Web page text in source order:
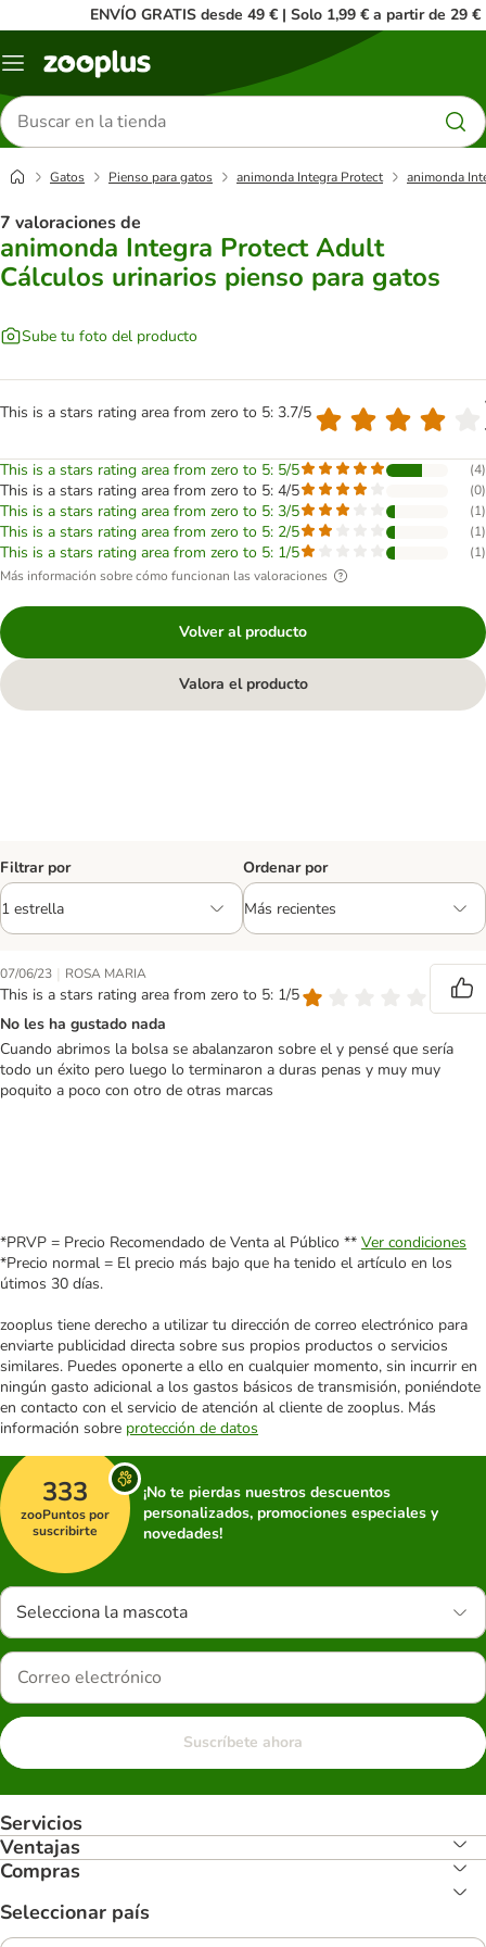
ENVÍO GRATIS desde 49 € | Solo 1,99 € a partir de 29 €
Menú
Buscar
productos
Gatos Pienso para gatos animonda Integra Protect animonda
7 valoraciones de
animonda Integra Protect Adult
Cálculos urinarios pienso para gatos
Sube tu foto del producto
This is a stars rating area from zero to 5: 3.7/5
This is a stars rating area from zero to 5: 5/5 (4)
This is a stars rating area from zero to 5: 4/5 (0)
This is a stars rating area from zero to 5: 3/5 (1)
This is a stars rating area from zero to 5: 2/5 (1)
This is a stars rating area from zero to 5: 1/5 (1)
Más información sobre cómo funcionan las valoraciones
Volver al producto
Valora el producto
Filtrar por Ordenar por
07/06/23 | ROSA MARIA
This is a stars rating area from zero to 5: 1/5
No les ha gustado nada
Cuando abrimos la bolsa se abalanzaron sobre el y pensé que sería
todo un éxito pero luego lo terminaron a duras penas y muy muy
poquito a poco con otro de otras marcas
*PRVP = Precio Recomendado de Venta al Público ** Ver condiciones
*Precio normal = El precio más bajo que ha tenido el artículo en los
útimos 30 días.
zooplus tiene derecho a utilizar tu dirección de correo electrónico para
enviarte publicidad directa sobre sus propios productos o servicios
similares. Puedes oponerte a ello en cualquier momento, sin incurrir en
ningún gasto adicional a los gastos básicos de transmisión, poniéndote
en contacto con el servicio de atención al cliente de zooplus. Más
información sobre protección de datos
333
zooPuntos por
suscribirte
¡No te pierdas nuestros descuentos
personalizados, promociones especiales y
novedades!
Selecciona la mascota
Suscríbete ahora
Servicios
Ventajas
Compras
Seleccionar país